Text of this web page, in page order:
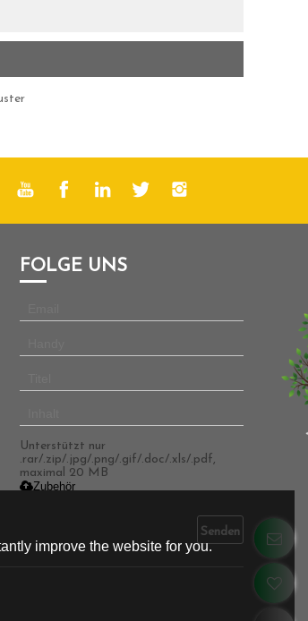
FOLGE UNS
Unterstützt nur
.rar/.zip/.jpg/.png/.gif/.doc/.xls/.pdf,
maximal 20 MB
Zubehör
Senden
improve the website for you.